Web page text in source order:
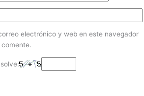
electrónico y web en este navegador
comente.